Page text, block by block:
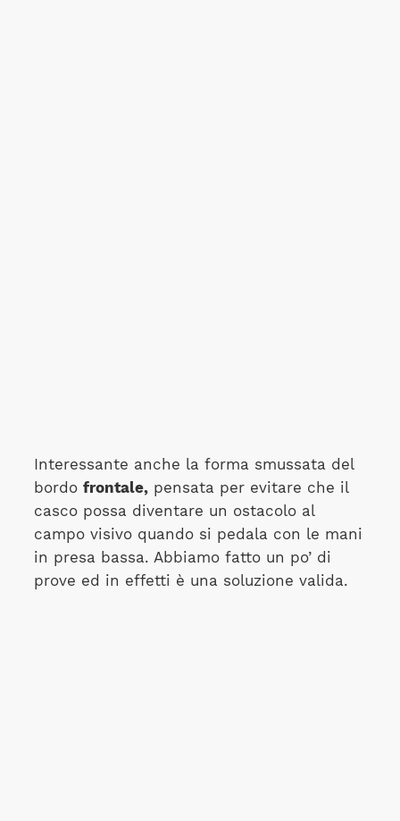
Interessante anche la forma smussata del
bordo frontale,pensata per evitare che il
casco possa diventare un ostacolo al
campo visivo quando si pedala con le mani
in presa bassa. Abbiamo fatto un po’ di
prove ed in effetti è una soluzione valida.